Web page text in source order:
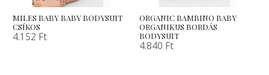
MILES BABY BABY BODYSUIT
CSÍKOS
4.152 Ft
ORGANIC BAMBINO BABY
ORGANIKUS BORDÁS
BODYSUIT
4.840 Ft